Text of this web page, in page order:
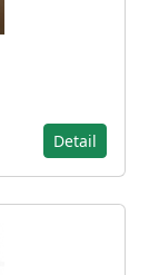
Detail